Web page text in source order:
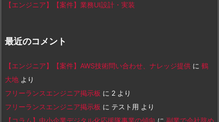
【エンジニア】【案件】業務UI設計・実装
最近のコメント
【エンジニア】【案件】AWS技術問い合わせ、ナレッジ提供 に 鶴
大地 より
フリーランスエンジニア掲示板 に 2 より
フリーランスエンジニア掲示板 に テスト用 より